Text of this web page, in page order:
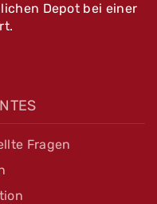
Depot bei einer
Fragen